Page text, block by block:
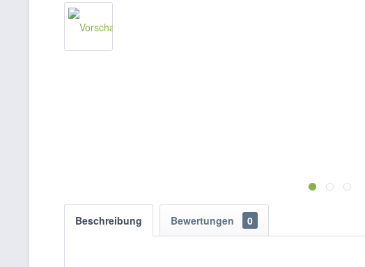
Beschreibung Bewertungen 0